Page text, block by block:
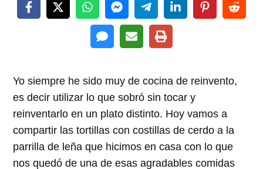
Yo siempre he sido muy de cocina de reinvento,
es decir utilizar lo que sobró sin tocar y
reinventarlo en un plato distinto. Hoy vamos a
compartir las tortillas con costillas de cerdo a la
parrilla de leña que hicimos en casa con lo que
nos quedó de una de esas agradables comidas